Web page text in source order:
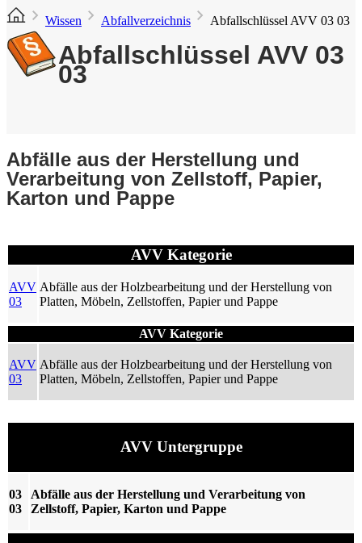
Wissen Abfallverzeichnis Abfallschlüssel AVV 03 03
Abfallschlüssel AVV 03
03
Abfälle aus der Herstellung und
Verarbeitung von Zellstoff, Papier,
Karton und Pappe
AVV Kategorie
AVV
03
Abfälle aus der Holzbearbeitung und der Herstellung von
Platten, Möbeln, Zellstoffen, Papier und Pappe
AVV Kategorie
AVV
03
Abfälle aus der Holzbearbeitung und der Herstellung von
Platten, Möbeln, Zellstoffen, Papier und Pappe
AVV Untergruppe
03
03
Abfälle aus der Herstellung und Verarbeitung von
Zellstoff, Papier, Karton und Pappe